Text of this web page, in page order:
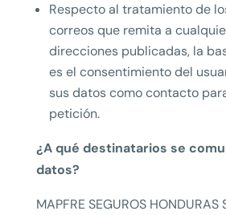
Respecto al tratamiento de
correos que remita a
direcciones publicadas, la
es el consentimiento del
sus datos como contacto
petición.
¿A qué destinatarios se
datos?
MAPFRE SEGUROS HONDURAS